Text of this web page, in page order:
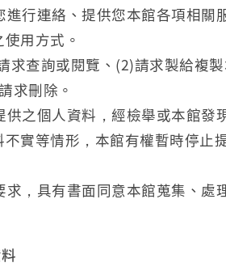
行連絡、提供您本館各項相關
用方式。
求查詢或閱覽、(2)請求製給複
求刪除。
之個人資料，經檢舉或本館發
實等情形，本館有權暫時停止
，具有書面同意本館蒐集、處